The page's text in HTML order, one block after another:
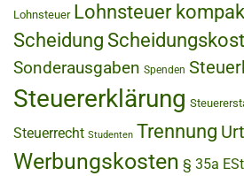
Lohnsteuer Lohnsteuer
Scheidung
Sonderausgaben Spenden
Steuererklärung
Steuerrecht Studenten Trennung
Werbungskosten § 35a